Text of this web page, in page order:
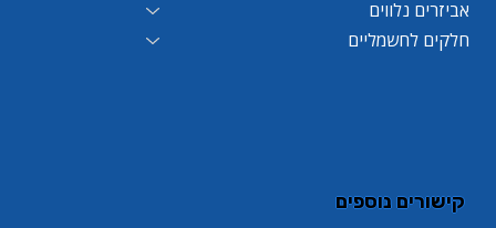
קישורים נוספים
אביזרים נלווים
חלקים לחשמליים